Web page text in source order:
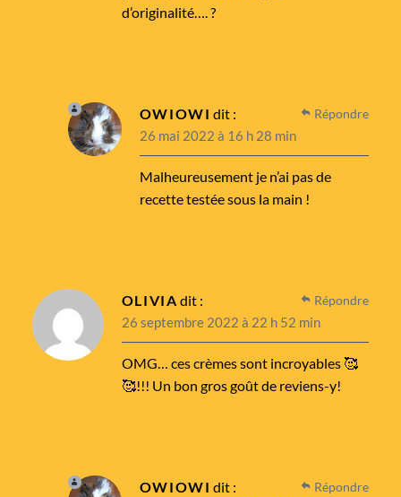
d’originalité…. ?
OWIOWI dit :
26 mai 2022 à 16 h 28 min
Malheureusement je n’ai pas de
recette testée sous la main !
Répondre
OLIVIA dit :
26 septembre 2022 à 22 h 52 min
OMG… ces crèmes sont incroyables 🥰
🥰!!! Un bon gros goût de reviens-y!
Répondre
OWIOWI dit : Répondre